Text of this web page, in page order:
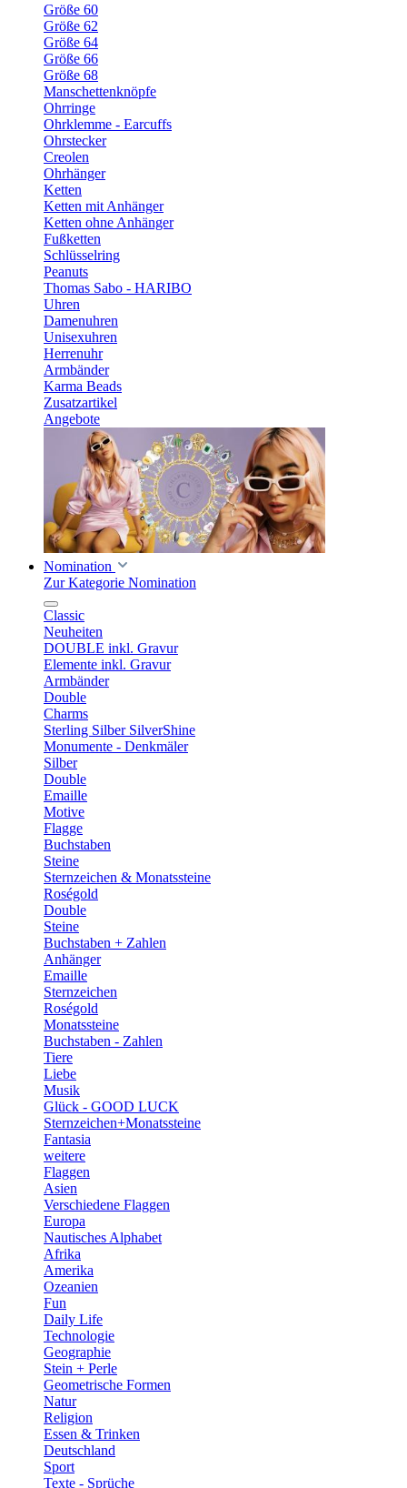
Größe 60
Größe 62
Größe 64
Größe 66
Größe 68
Manschettenknöpfe
Ohrringe
Ohrklemme - Earcuffs
Ohrstecker
Creolen
Ohrhänger
Ketten
Ketten mit Anhänger
Ketten ohne Anhänger
Fußketten
Schlüsselring
Peanuts
Thomas Sabo - HARIBO
Uhren
Damenuhren
Unisexuhren
Herrenuhr
Armbänder
Karma Beads
Zusatzartikel
Angebote
Nomination
Zur Kategorie Nomination
Classic
Neuheiten
DOUBLE inkl. Gravur
Elemente inkl. Gravur
Armbänder
Double
Charms
Sterling Silber SilverShine
Monumente - Denkmäler
Silber
Double
Emaille
Motive
Flagge
Buchstaben
Steine
Sternzeichen & Monatssteine
Roségold
Double
Steine
Buchstaben + Zahlen
Anhänger
Emaille
Sternzeichen
Roségold
Monatssteine
Buchstaben - Zahlen
Tiere
Liebe
Musik
Glück - GOOD LUCK
Sternzeichen+Monatssteine
Fantasia
weitere
Flaggen
Asien
Verschiedene Flaggen
Europa
Nautisches Alphabet
Afrika
Amerika
Ozeanien
Fun
Daily Life
Technologie
Geographie
Stein + Perle
Geometrische Formen
Natur
Religion
Essen & Trinken
Deutschland
Sport
Texte - Sprüche